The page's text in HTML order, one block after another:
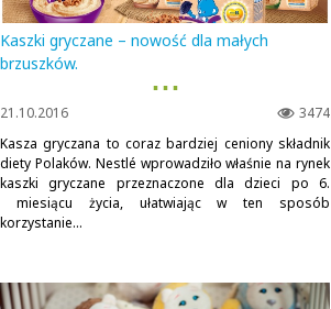
Kaszki gryczane – nowość dla małych
brzuszków.
▪ ▪ ▪
3474
21.10.2016
Kasza gryczana to coraz bardziej ceniony składnik
diety Polaków. Nestlé wprowadziło właśnie na rynek
kaszki gryczane przeznaczone dla dzieci po 6.
miesiącu życia, ułatwiając w ten sposób
korzystanie...